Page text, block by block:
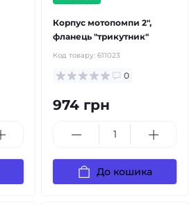
Корпус мотопомпи 2",
фланець "трикутник"
Код товару: 611023
0
974 грн
До кошика